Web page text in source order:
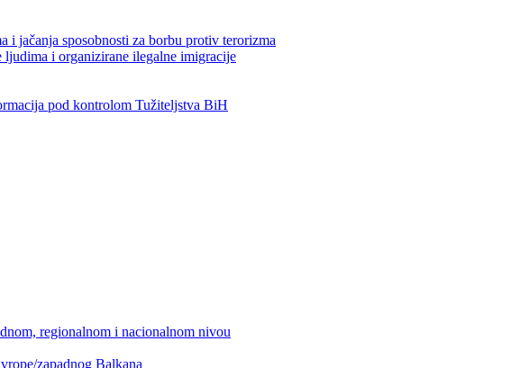
i jačanja sposobnosti za borbu protiv terorizma
i organizirane ilegalne imigracije
pod kontrolom Tužiteljstva BiH
regionalnom i nacionalnom nivou
zapadnog Balkana